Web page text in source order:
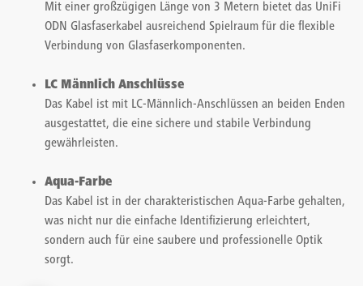
Mit einer großzügigen Länge von 3 Metern bietet das UniFi
ODN Glasfaserkabel ausreichend Spielraum für die flexible
Verbindung von Glasfaserkomponenten.
LC Männlich Anschlüsse
Das Kabel ist mit LC-Männlich-Anschlüssen an beiden Enden
ausgestattet, die eine sichere und stabile Verbindung
gewährleisten.
Aqua-Farbe
Das Kabel ist in der charakteristischen Aqua-Farbe gehalten,
was nicht nur die einfache Identifizierung erleichtert,
sondern auch für eine saubere und professionelle Optik
sorgt.